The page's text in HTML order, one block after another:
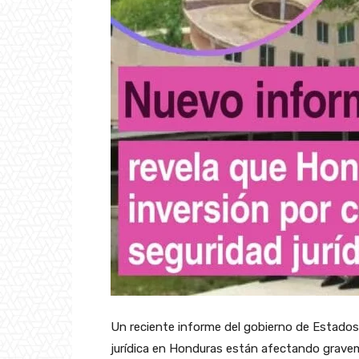
Un reciente informe del gobierno de
jurídica en Honduras están afectando